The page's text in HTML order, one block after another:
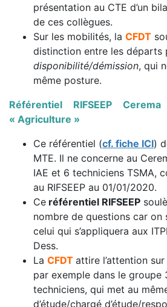
présentation au CTE d’un
de ces collègues.
Sur les mobilités, la CFDT
distinction entre les départs
disponibilité/démission, qui
même posture.
Référentiel RIFSEEP
« Agriculture »
Ce référentiel (cf. fiche ICI)
MTE. Il ne concerne au
IAE et 6 techniciens TSMA,
au RIFSEEP au 01/01/2020.
Ce référentiel RIFSEEP
nombre de questions car on
celui qui s’appliquera aux
Dess.
La CFDT attire l’attention
par exemple dans le groupe
techniciens, qui met au
d’étude/chargé d’étude/